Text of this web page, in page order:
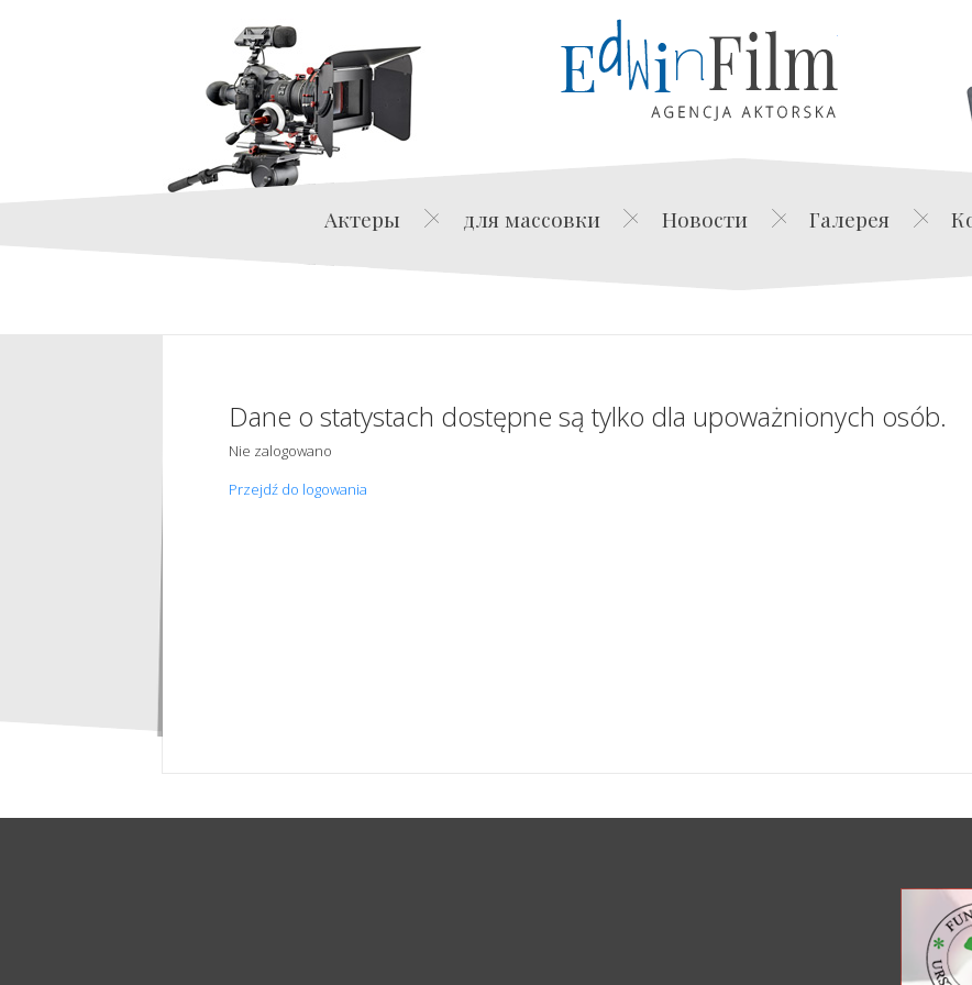
Edwin Film Agencja
Актеры для массовки Новости Галерея
Dane o statystach dostępne są tylko dla upoważnionych osób.
Nie zalogowano
Przejdź do logowania